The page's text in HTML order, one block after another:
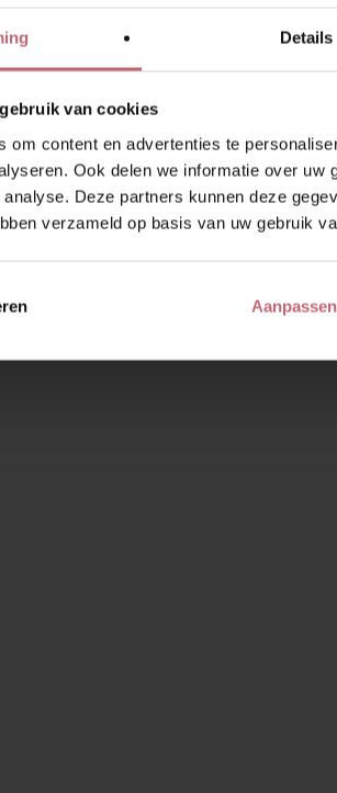
Details
van cookies
om content en advertenties te
Ook delen we informatie over
Deze partners kunnen deze
verzameld op basis van uw gebruik
Aanpassen